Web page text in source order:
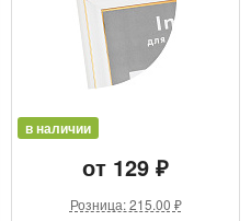
в наличии
от 129 ₽
Розница: 215.00 ₽